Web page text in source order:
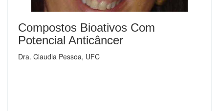
Compostos Bioativos Com
Potencial Anticâncer
Dra. Claudia Pessoa, UFC